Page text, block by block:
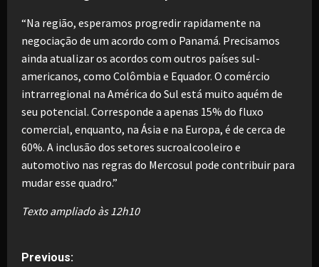
“Na região, esperamos progredir rapidamente na
negociação de um acordo com o Panamá. Precisamos
ainda atualizar os acordos com outros países sul-
americanos, como Colômbia e Equador. O comércio
intrarregional na América do Sul está muito aquém de
seu potencial. Corresponde a apenas 15% do fluxo
comercial, enquanto, na Ásia e na Europa, é de cerca de
60%. A inclusão dos setores sucroalcooleiro e
automotivo nas regras do Mercosul pode contribuir para
mudar esse quadro.”
Texto ampliado às 12h10
P
Previous: